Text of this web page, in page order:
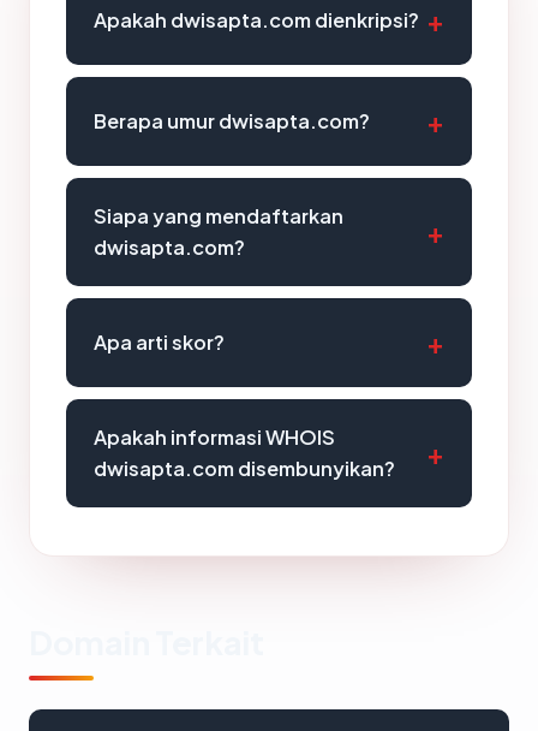
Apakah dwisapta.com dienkripsi?
Berapa umur dwisapta.com?
Siapa yang mendaftarkan
dwisapta.com?
Apa arti skor?
Apakah informasi WHOIS
dwisapta.com disembunyikan?